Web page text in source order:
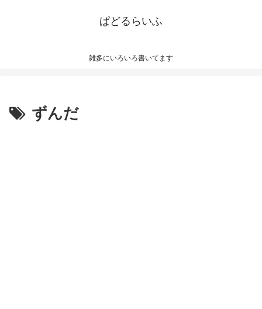
ぱどるらいふ
雑多にいろいろ書いてます
ずんだ